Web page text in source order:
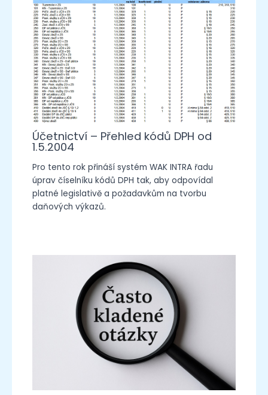
Účetnictví – Přehled kódů DPH od
1.5.2004
Pro tento rok přináší systém WAK INTRA řadu
úprav číselníku kódů DPH tak, aby odpovídal
platné legislativě a požadavkům na tvorbu
daňových výkazů.